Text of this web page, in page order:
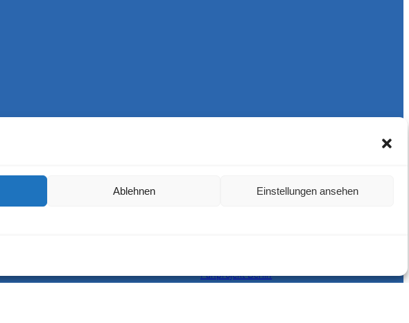
Ablehnen Einstellungen ansehen
Fanprojekt Berlin